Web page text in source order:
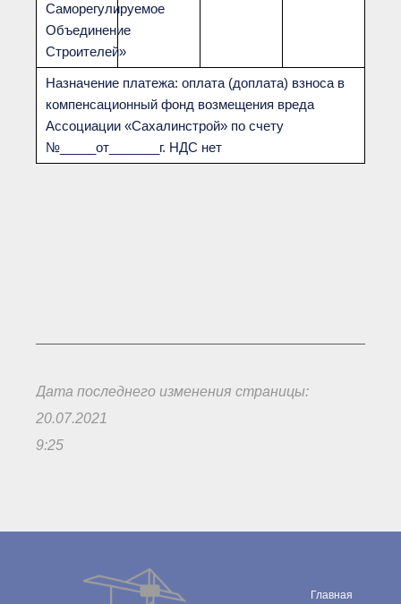
Саморегулируемое
Объединение
Строителей»
Назначение платежа: оплата (доплата) взноса в
компенсационный фонд возмещения вреда
Ассоциации «Сахалинстрой» по счету
№_____от_______г. НДС нет
Дата последнего изменения страницы:
20.07.2021
9:25
Главная